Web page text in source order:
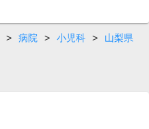
> 病院 > 小児科 >
山梨県